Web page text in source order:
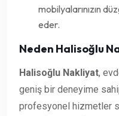
mobilyalarınızın
eder.
Neden Halisoğlu
Halisoğlu Nakliyat,
geniş bir deneyime
profesyonel hizmetler